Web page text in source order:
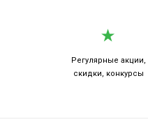
Регулярные акции,
скидки, конкурсы